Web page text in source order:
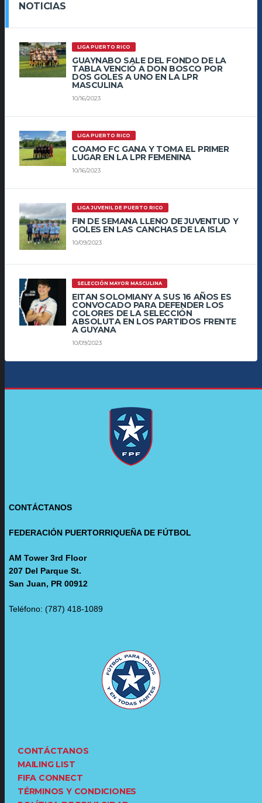
NOTICIAS
LIGA PUERTO RICO
GUAYNABO SALE DEL FONDO DE LA
TABLA VENCIÓ A DON BOSCO POR
DOS GOLES A UNO EN LA LPR
MASCULINA
10/16/2023
LIGA PUERTO RICO
COAMO FC GANA Y TOMA EL PRIMER
LUGAR EN LA LPR FEMENINA
10/16/2023
LIGA JUVENIL DE PUERTO RICO
FIN DE SEMANA LLENO DE JUVENTUD Y
GOLES EN LAS CANCHAS DE LA ISLA
10/09/2023
SELECCIÓN MAYOR MASCULINA
EITAN SOLOMIANY A SUS 16 AÑOS ES
CONVOCADO PARA DEFENDER LOS
COLORES DE LA SELECCIÓN
ABSOLUTA EN LOS PARTIDOS FRENTE
A GUYANA
10/09/2023
CONTÁCTANOS
FEDERACIÓN PUERTORRIQUEÑA DE FÚTBOL
AM Tower 3rd Floor
207 Del Parque St.
San Juan, PR 00912
Teléfono: (787) 418-1089
CONTÁCTANOS
MAILING LIST
FIFA CONNECT
TÉRMINOS Y CONDICIONES